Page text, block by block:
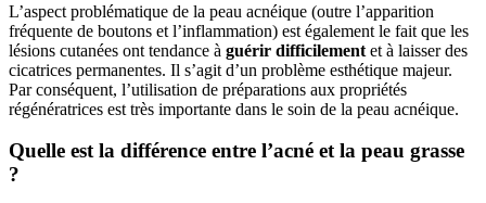
L’aspect problématique de la peau acnéique (outre l’apparition
fréquente de boutons et l’inflammation) est également le fait que les
lésions cutanées ont tendance à guérir difficilement et à laisser des
cicatrices permanentes. Il s’agit d’un problème esthétique majeur.
Par conséquent, l’utilisation de préparations aux propriétés
régénératrices est très importante dans le soin de la peau acnéique.
Quelle est la différence entre l’acné et la peau grasse
?